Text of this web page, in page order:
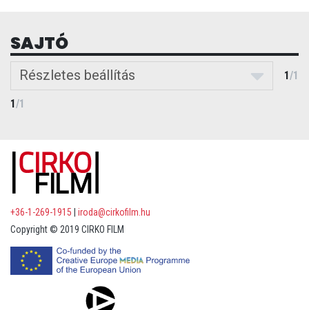
SAJTÓ
Részletes beállítás 1/1
1/1
+36-1-269-1915
iroda@cirkofilm.hu
Copyright © 2019 CIRKO FILM